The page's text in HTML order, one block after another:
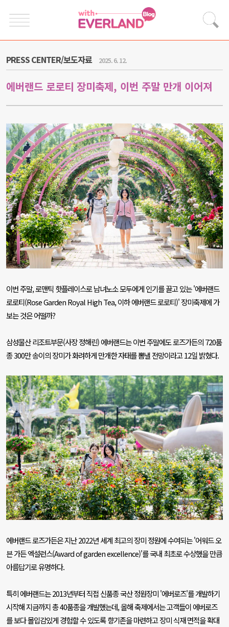
PRESS CENTER/보도자료 2025. 6. 12.
에버랜드 로로티 장미축제, 이번 주말 만개 이어져
이번 주말,로맨틱 핫플레이스로 남녀노소 모두에게 인기를 끌고 있는'에버랜드
로로티(Rose Garden Royal High Tea,이하 에버랜드 로로티)'장미축제에 가
보는 것은 어떨까?
삼성물산 리조트부문(사장 정해린)에버랜드는 이번 주말에도 로즈가든의720품
종300만 송이의 장미가 화려하게 만개한 자태를 뽐낼 전망이라고12일 밝혔다.
에버랜드 로즈가든은 지난2022년 세계 최고의 장미 정원에 수여되는'어워드 오
븐 가든 엑설런스(Award of garden excellence)'를 국내 최초로 수상했을 만큼
아름답기로 유명하다.
특히 에버랜드는2013년부터 직접 신품종 국산 정원장미'에버로즈'를 개발하기
시작해 지금까지 총40품종을 개발했는데,올해 축제에서는 고객들이 에버로즈
를 보다 몰입감있게 경험할 수 있도록 향기존을 마련하고 장미 식재 면적을 확대